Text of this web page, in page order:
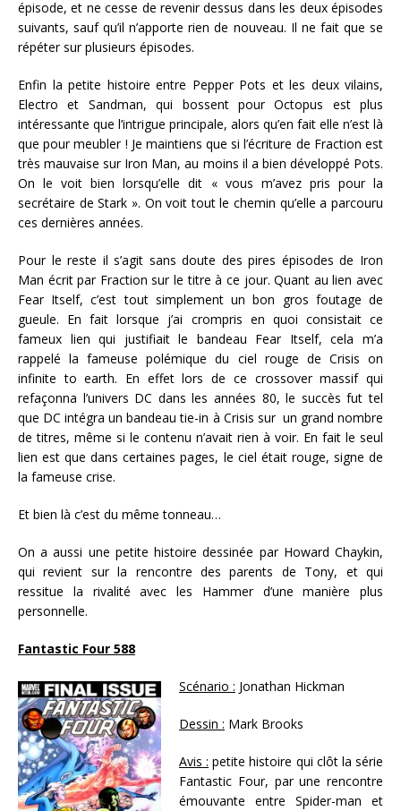
épisode, et ne cesse de revenir dessus dans les deux épisodes
suivants, sauf qu’il n’apporte rien de nouveau. Il ne fait que se
répéter sur plusieurs épisodes.
Enfin la petite histoire entre Pepper Pots et les deux vilains,
Electro et Sandman, qui bossent pour Octopus est plus
intéressante que l’intrigue principale, alors qu’en fait elle n’est là
que pour meubler ! Je maintiens que si l’écriture de Fraction est
très mauvaise sur Iron Man, au moins il a bien développé Pots.
On le voit bien lorsqu’elle dit « vous m’avez pris pour la
secrétaire de Stark ». On voit tout le chemin qu’elle a parcouru
ces dernières années.
Pour le reste il s’agit sans doute des pires épisodes de Iron
Man écrit par Fraction sur le titre à ce jour. Quant au lien avec
Fear Itself, c’est tout simplement un bon gros foutage de
gueule. En fait lorsque j’ai crompris en quoi consistait ce
fameux lien qui justifiait le bandeau Fear Itself, cela m’a
rappelé la fameuse polémique du ciel rouge de Crisis on
infinite to earth. En effet lors de ce crossover massif qui
refaçonna l’univers DC dans les années 80, le succès fut tel
que DC intégra un bandeau tie-in à Crisis sur un grand nombre
de titres, même si le contenu n’avait rien à voir. En fait le seul
lien est que dans certaines pages, le ciel était rouge, signe de
la fameuse crise.
Et bien là c’est du même tonneau…
On a aussi une petite histoire dessinée par Howard Chaykin,
qui revient sur la rencontre des parents de Tony, et qui
ressitue la rivalité avec les Hammer d’une manière plus
personnelle.
Fantastic Four 588
Scénario : Jonathan Hickman
Dessin : Mark Brooks
Avis : petite histoire qui clôt la série
Fantastic Four, par une rencontre
émouvante entre Spider-man et